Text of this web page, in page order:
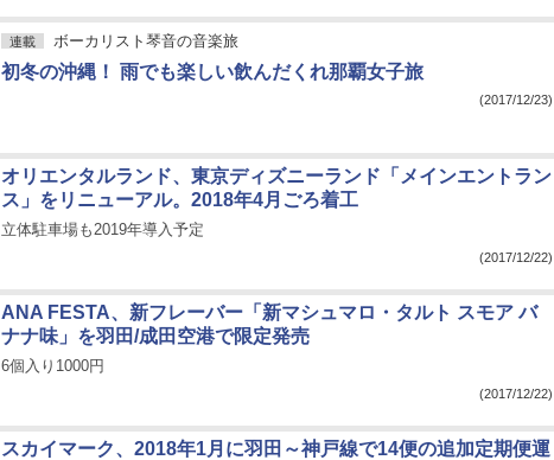
連載 ボーカリスト琴音の音楽旅
初冬の沖縄！ 雨でも楽しい飲んだくれ那覇女子旅
(2017/12/23)
オリエンタルランド、東京ディズニーランド「メインエントラン
ス」をリニューアル。2018年4月ごろ着工
立体駐車場も2019年導入予定
(2017/12/22)
ANA FESTA、新フレーバー「新マシュマロ・タルト スモア バ
ナナ味」を羽田/成田空港で限定発売
6個入り1000円
(2017/12/22)
スカイマーク、2018年1月に羽田～神戸線で14便の追加定期便運